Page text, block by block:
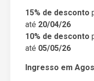
15% de desconto
até 20/04/26
10% de desconto
até 05/05/26
Ingresso em